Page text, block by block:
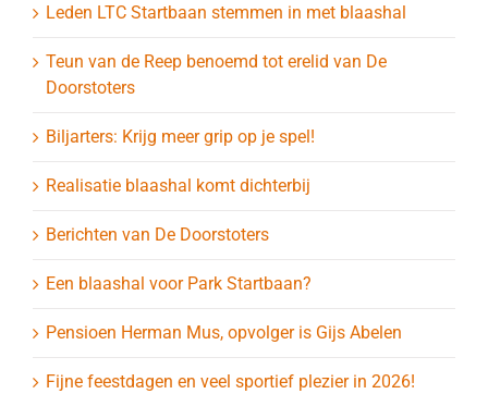
Leden LTC Startbaan stemmen in met blaashal
Teun van de Reep benoemd tot erelid van De
Doorstoters
Biljarters: Krijg meer grip op je spel!
Realisatie blaashal komt dichterbij
Berichten van De Doorstoters
Een blaashal voor Park Startbaan?
Pensioen Herman Mus, opvolger is Gijs Abelen
Fijne feestdagen en veel sportief plezier in 2026!